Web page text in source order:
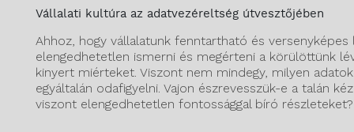
Vállalati kultúra az adatvezéreltség útvesztőjében
Ahhoz, hogy vállalatunk fenntartható és versenyképes
elengedhetetlen ismerni és megérteni a körülöttünk
kinyert miérteket. Viszont nem mindegy, milyen
egyáltalán odafigyelni. Vajon észrevesszük-e a talán
viszont elengedhetetlen fontossággal bíró részleteket?